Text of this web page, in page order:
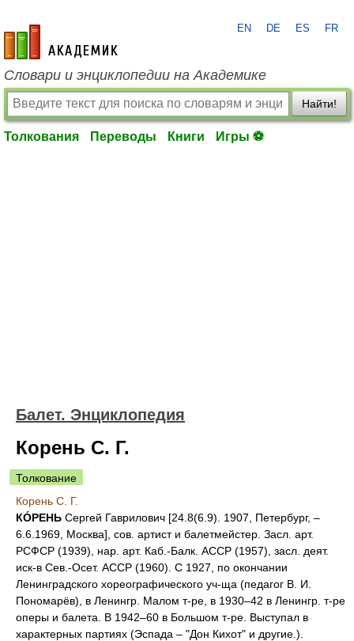
academic.ru
EN DE ES FR
Словари и энциклопедии на Академике
Найти!
Толкования Переводы Книги Игры ⚽
Балет. Энциклопедия
Корень С. Г.
Толкование
Корень С. Г.
КÓРЕНЬ Сергей Гаврилович [24.8(6.9). 1907, Петербург, –
6.6.1969, Москва], сов. артист и балетмейстер. Засл. арт.
РСФСР (1939), нар. арт. Каб.-Балк. АССР (1957), засл. деят.
иск-в Сев.-Осет. АССР (1960). С 1927, по окончании
Ленинградского хореографического уч-ща (педагог В. И.
Пономарёв), в Ленингр. Малом т-ре, в 1930–42 в Ленингр. т-ре
оперы и балета. В 1942–60 в Большом т-ре. Выступал в
характерных партиях (Эспада – "Дон Кихот" и другие.).